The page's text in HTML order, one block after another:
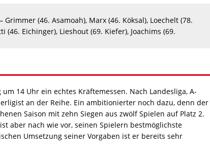
Grimmer (46. Asamoah), Marx (46. Köksal), Loechelt (78.
(46. Eichinger), Lieshout (69. Kiefer), Joachims (69.
14 Uhr ein echtes Kräftemessen. Nach Landesliga, A-
an der Reihe. Ein ambitionierter noch dazu, denn der
Saison mit zehn Siegen aus zwölf Spielen auf Platz 2.
aber nach wie vor, seinen Spielern bestmöglichste
Umsetzung seiner Vorgaben ist er bereits sehr